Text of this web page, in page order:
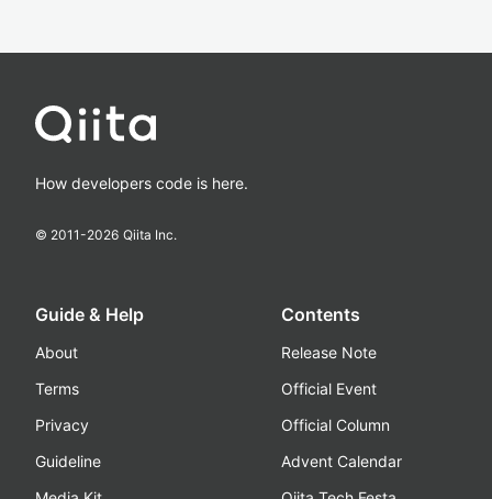
How developers code is here.
© 2011-2026 Qiita Inc.
Guide & Help
About
Terms
Privacy
Guideline
Contents
Release Note
Official Event
Official Column
Advent Calendar